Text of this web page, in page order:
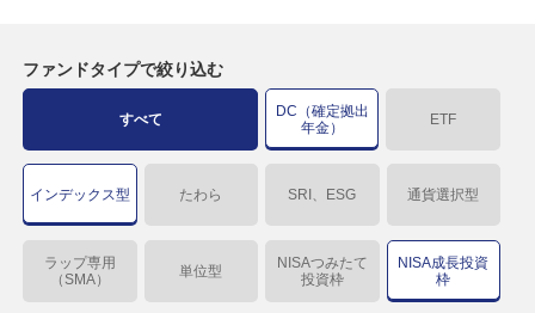
ファンドタイプで絞り込む
すべて
DC（確定拠出
年金）
ETF
インデックス型 たわら SRI、ESG 通貨選択型
ラップ専用
（SMA）
単位型
NISAつみたて
投資枠
NISA成長投資
枠